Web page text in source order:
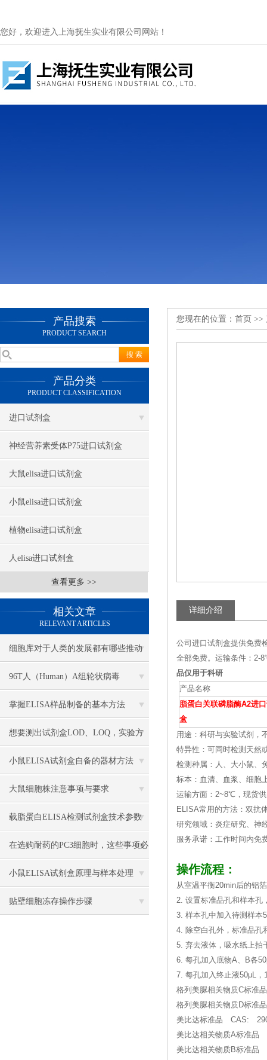
您好，欢迎进入上海抚生实业有限公司网站！
产品搜索
PRODUCT SEARCH
产品分类
PRODUCT CLASSIFICATION
进口试剂盒
神经营养素受体P75进口试剂盒
大鼠elisa进口试剂盒
小鼠elisa进口试剂盒
植物elisa进口试剂盒
人elisa进口试剂盒
查看更多 >>
相关文章
RELEVANT ARTICLES
细胞库对于人类的发展都有哪些推动
作用
96T人（Human）A组轮状病毒
（Rotavirus）ELISA 检测试剂盒
掌握ELISA样品制备的基本方法
想要测出试剂盒LOD、LOQ，实验方
案该怎么搭建？
小鼠ELISA试剂盒自备的器材方法
大鼠细胞株注意事项与要求
载脂蛋白ELISA检测试剂盒技术参数
在选购耐药的PC3细胞时，这些事项必
须注意
小鼠ELISA试剂盒原理与样本处理
贴壁细胞冻存操作步骤
您现在的位置： 首页 >>
详细介绍
公司进口试剂盒提供免费
全部免费。运输条件：2-
品仅用于科研
产品名称
脂蛋白关联磷脂酶A2进
盒
用途：科研与实验试剂，
特异性：可同时检测天然
检测种属：人、大小鼠、
标本：血清、血浆、细胞
运输方面：2~8℃，现货
ELISA常用的方法：双抗
研究领域：炎症研究、神
服务承诺：工作时间内免
操作流程：
从室温平衡20min后的铝
2. 设置标准品孔和样本孔
3. 样本孔中加入待测样本
4. 除空白孔外，标准品孔
5. 弃去液体，吸水纸上拍
6. 每孔加入底物A、B各
7. 每孔加入终止液50μL
格列美脲相关物质C标
格列美脲相关物质D
美比达标准品 CAS:
美比达相关物质A标准
美比达相关物质B标准